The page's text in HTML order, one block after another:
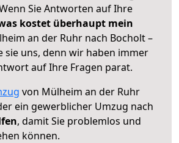
Sie Antworten auf Ihre
kostet überhaupt mein
an der Ruhr nach Bocholt –
sie uns, denn wir haben immer
auf Ihre Fragen parat.
von Mülheim an der Ruhr
ein gewerblicher Umzug nach
, damit Sie problemlos und
können.